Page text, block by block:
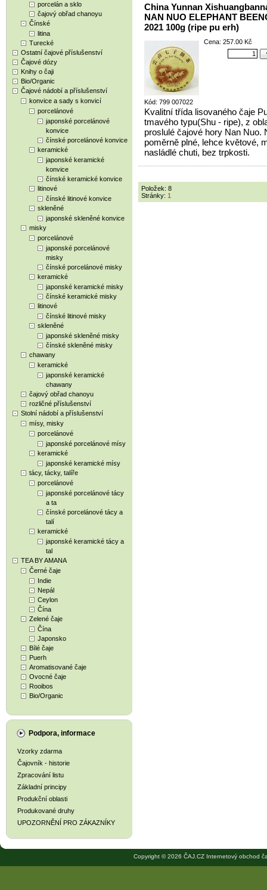
porcelán a sklo
čajový obřad chanoyu
Čínské
litina
Turecké
Ostatní čajové příslušenství
Čajové dózy
Knihy o čaji
Bio/Organic
Čajové nádobí a příslušenství
konvice a sady s konvicí
porcelánové
japonské porcelánové
konvice
čínské porcelánové konvice
keramické
japonské keramické
konvice
čínské keramické konvice
litinové
čínské litinové konvice
skleněné
japonské skleněné konvice
misky
porcelánové
japonské porcelánové
misky
čínské porcelánové misky
keramické
japonské keramické misky
čínské keramické misky
litinové
čínské litinové misky
skleněné
japonské skleněné misky
čínské skleněné misky
chawany
keramické
japonské keramické
chawany
čajový obřad chanoyu
rozličné příslušenství
Stolní nádobí a příslušenství
mísy, misky
porcelánové
japonské porcelánové mísy
keramické
japonské keramické mísy
tácy, tácky, talíře
porcelánové
japonské porcelánové tácy
a ta
čínské porcelánové tácy a
talí
keramické
japonské keramické tácy a
tal
TEA BY AMANA
Černé čaje
Indie
Nepál
Ceylon
Čína
Zelené čaje
Čína
Japonsko
Bílé čaje
Puerh
Aromatisované čaje
Ovocné čaje
Rooibos
Bio/Organic
Podpora, informace
Vzorky zdarma
Čajovník - historie
Zpracování listu
Základní principy
Produkční oblasti
Produkované druhy
UPOZORNĚNÍ PRO ZÁKAZNÍKY
China Yunnan
NAN NUO ELEPHANT
2021 100g (ripe pu erh)
Kód: 799 007022
Cena: 257.00 Kč
Kvalitní třída lisovaného čaje
tmavého typu(Shu - ripe), z
proslulé čajové hory Nan Nuo.
poměrně plné, lehce květové,
nasládlé chuti, bez trpkosti.
Položek: 8
Stránky: 1
Copyright © 2026 ČAJ.CZ Internetový obchod